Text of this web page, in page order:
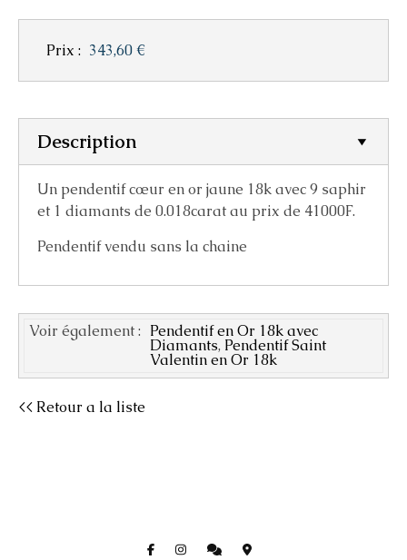
Prix : 343,60 €
Description
Un pendentif cœur en or jaune 18k avec 9 saphir
et 1 diamants de 0.018carat au prix de 41000F.
Pendentif vendu sans la chaine
Voir également : Pendentif en Or 18k avec
Diamants, Pendentif Saint
Valentin en Or 18k
<< Retour a la liste